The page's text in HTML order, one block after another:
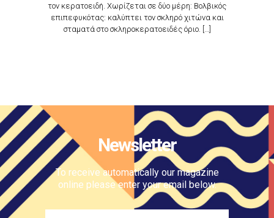
τον κερατοειδή. Χωρίζεται σε δύο μέρη: Βολβικός
επιπεφυκότας: καλύπτει τον σκληρό χιτώνα και
σταματά στο σκληροκερατοειδές όριο. […]
Newsletter
To receive automatically our magazine
online please enter your email below.